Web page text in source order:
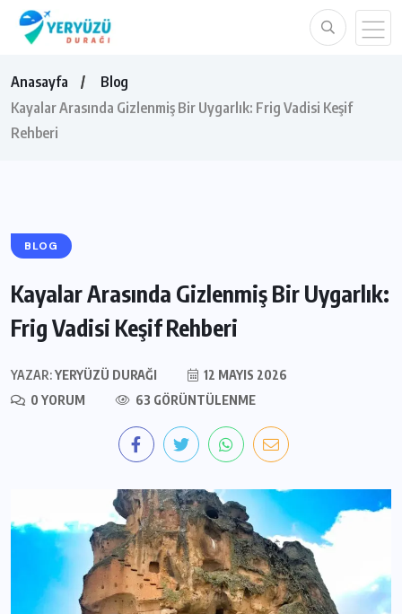
Anasayfa
Blog
Kayalar Arasında Gizlenmiş Bir Uygarlık: Frig Vadisi Keşif
Rehberi
BLOG
Kayalar Arasında Gizlenmiş Bir Uygarlık:
Frig Vadisi Keşif Rehberi
YAZAR:YERYÜZÜ DURAĞI
12 MAYIS 2026
0 YORUM
63 GÖRÜNTÜLENME